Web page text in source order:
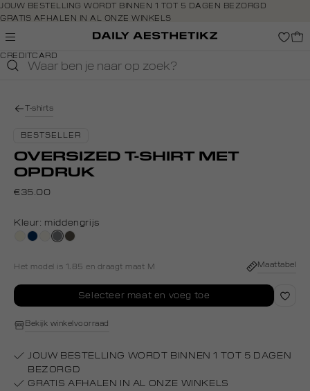
Navigeer
direct naar
de
Open de
direct
footer
JOUW BESTELLING WORDT BINNEN 1 TOT 5 DAGEN BEZORGD
GRATIS AFHALEN IN AL ONZE WINKELS
GRATIS RETOURNEREN BINNEN 14 DAGEN IN DE WINKEL
BETAAL ZOALS JIJ WILT: O.A. IDEAL, RIVERTY, APPLE PAY &
CREDITCARD
T-shirts
BESTSELLER
OVERSIZED T-SHIRT MET
OPDRUK
€35.00
Kleur: middengrijs
wit,
white
donkerblauw
creme,
middengrijs
bos,
Het model is 1.85 en draagt maat M Maattabel
Selecteer maat en voeg toe
Bekijk winkelvoorraad
JOUW BESTELLING WORDT BINNEN 1 TOT 5 DAGEN
BEZORGD
GRATIS AFHALEN IN AL ONZE WINKELS